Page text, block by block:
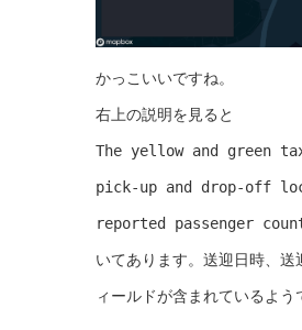
かっこいいですね。
右上の説明を見ると
The yellow and green
pick-up and drop-off
reported passenger
いてあります。送迎日時、
ィールドが含まれているよう